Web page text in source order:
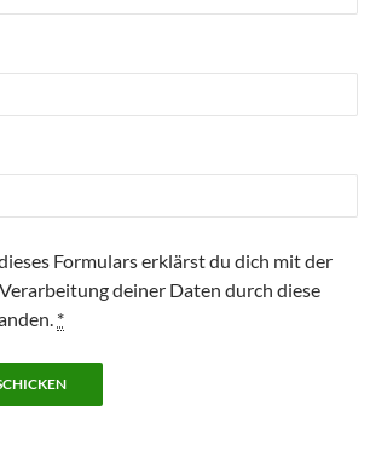
Formulars erklärst du dich mit der
deiner Daten durch diese
*